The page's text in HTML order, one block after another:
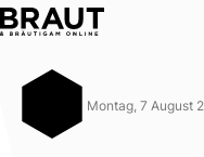
Hochzeitsträume
Montag, 7 August